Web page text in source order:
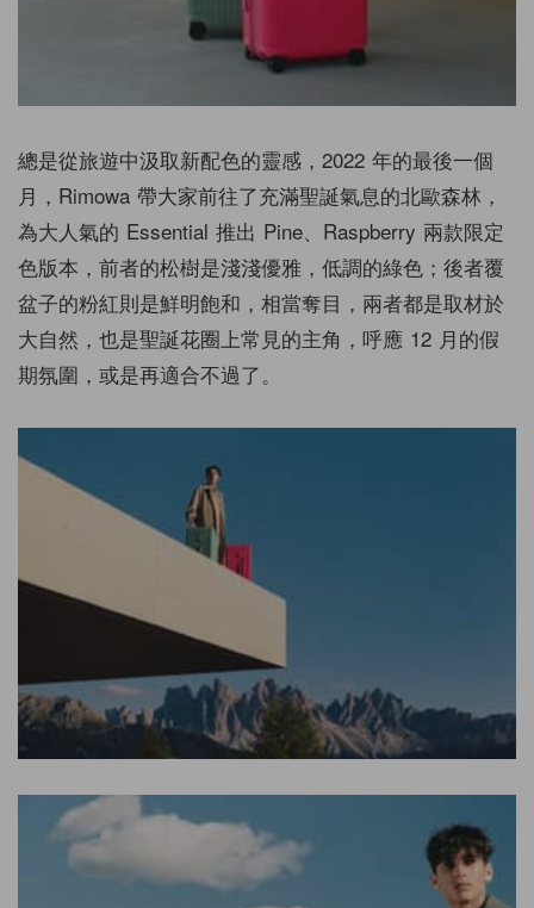
總是從旅遊中汲取新配色的靈感，2022 年的最後一個
月，Rimowa 帶大家前往了充滿聖誕氣息的北歐森林，
為大人氣的 Essential 推出 Pine、Raspberry 兩款限定
色版本，前者的松樹是淺淺優雅，低調的綠色；後者覆
盆子的粉紅則是鮮明飽和，相當奪目，兩者都是取材於
大自然，也是聖誕花圈上常見的主角，呼應 12 月的假
期氛圍，或是再適合不過了。